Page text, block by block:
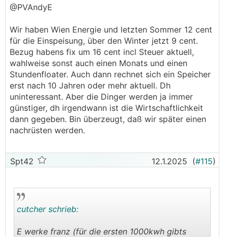
@PVAndyE
Wir haben Wien Energie und letzten Sommer 12 cent
für die Einspeisung, über den Winter jetzt 9 cent.
Bezug habens fix um 16 cent incl Steuer aktuell,
wahlweise sonst auch einen Monats und einen
Stundenfloater. Auch dann rechnet sich ein Speicher
erst nach 10 Jahren oder mehr aktuell. Dh
uninteressant. Aber die Dinger werden ja immer
günstiger, dh irgendwann ist die Wirtschaftlichkeit
dann gegeben. Bin überzeugt, daß wir später einen
nachrüsten werden.
Spt42 12.1.2025 (#115)
cutcher schrieb:
E werke franz (für die ersten 1000kwh gibts